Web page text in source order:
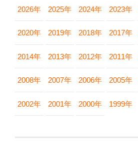
2026年 2025年 2024年 2023年
2020年 2019年 2018年 2017年
2014年 2013年 2012年 2011年
2008年 2007年 2006年 2005年
2002年 2001年 2000年 1999年